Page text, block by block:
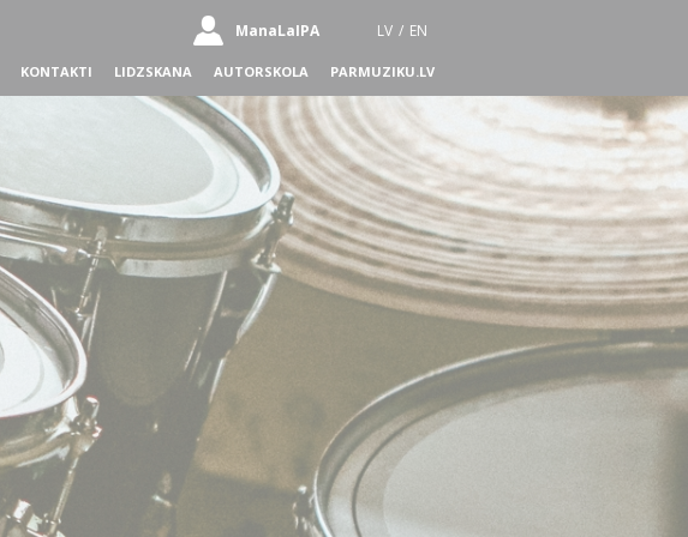
ManaLaIPA LV / EN
KONTAKTI LIDZSKANA AUTORSKOLA PARMUZIKU.LV